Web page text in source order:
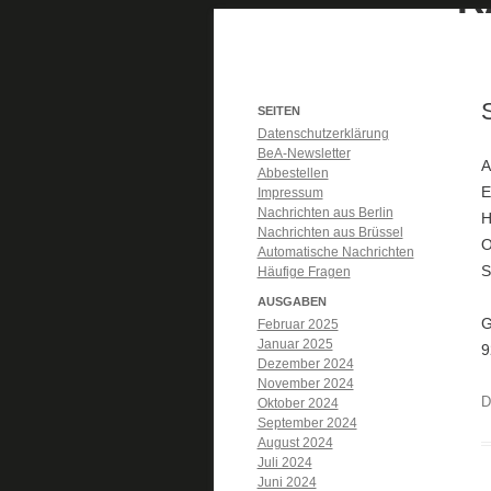
SEITEN
Datenschutzerklärung
BeA-Newsletter
Abbestellen
Impressum
Nachrichten aus Berlin
Nachrichten aus Brüssel
Automatische Nachrichten
Häufige Fragen
AUSGABEN
Februar 2025
Januar 2025
Dezember 2024
November 2024
Oktober 2024
September 2024
August 2024
Juli 2024
Juni 2024